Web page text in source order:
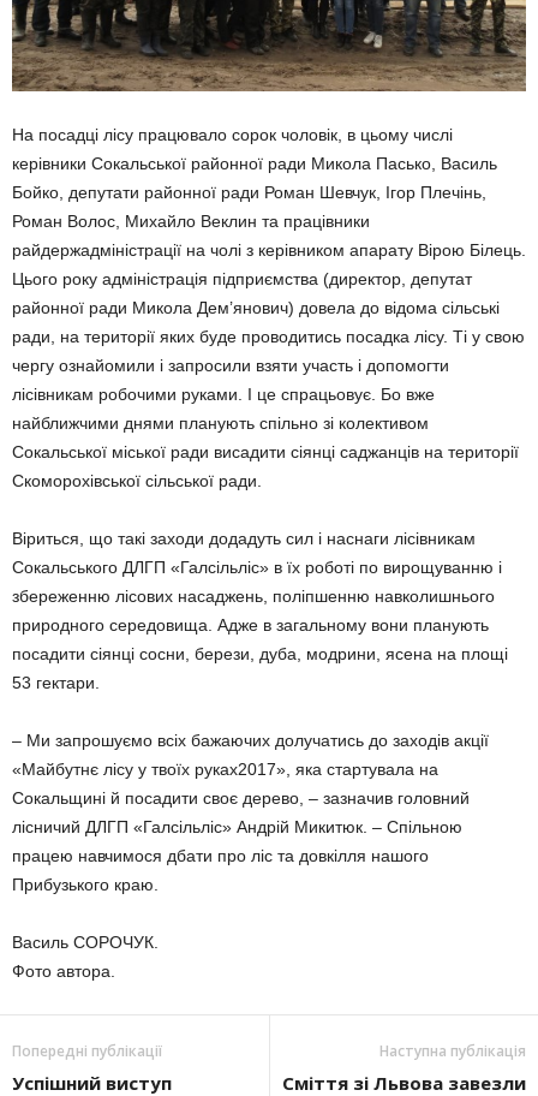
На посадці лісу працювало сорок чоловік, в цьому числі
керівники Сокальської районної ради Микола Пасько, Василь
Бойко, депутати районної ради Роман Шевчук, Ігор Плечінь,
Роман Волос, Михайло Веклин та працівники
райдержадміністрації на чолі з керівником апарату Вірою Білець.
Цього року адміністрація підприємства (директор, депутат
районної ради Микола Дем’янович) довела до відома сільські
ради, на території яких буде проводитись посадка лісу. Ті у свою
чергу ознайомили і запросили взяти участь і допомогти
лісівникам робочими руками. І це спрацьовує. Бо вже
найближчими днями планують спільно зі колективом
Сокальської міської ради висадити сіянці саджанців на території
Скоморохівської сільської ради.
Віриться, що такі заходи додадуть сил і наснаги лісівникам
Сокальського ДЛГП «Галсільліс» в їх роботі по вирощуванню і
збереженню лісових насаджень, поліпшенню навколишнього
природного середовища. Адже в загальному вони планують
посадити сіянці сосни, берези, дуба, модрини, ясена на площі
53 гектари.
– Ми запрошуємо всіх бажаючих долучатись до заходів акції
«Майбутнє лісу у твоїх руках2017», яка стартувала на
Сокальщині й посадити своє дерево, – зазначив головний
лісничий ДЛГП «Галсільліс» Андрій Микитюк. – Спільною
працею навчимося дбати про ліс та довкілля нашого
Прибузького краю.
Василь СОРОЧУК.
Фото автора.
Попередні публікації
Успішний виступ
Наступна публікація
Сміття зі Львова завезли